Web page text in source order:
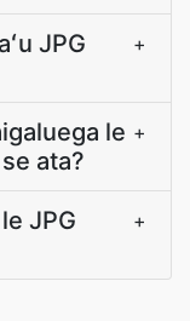
JPG
+
le
ata?
+
JPG
+